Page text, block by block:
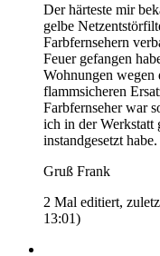
Der härteste mir
gelbe
Farbfernsehern
Feuer gefangen
Wohnungen wegen
flammsicheren
Farbfernseher war
ich in der Werkstatt
instandgesetzt habe.
Gruß Frank
2 Mal editiert,
13:01)